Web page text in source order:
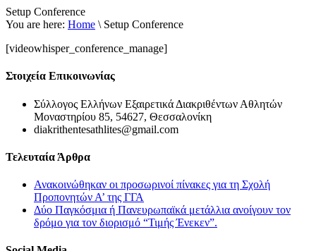
Setup Conference
You are here: Home \ Setup Conference
[videowhisper_conference_manage]
Στοιχεία Επικοινωνίας
Σύλλογος Ελλήνων Εξαιρετικά Διακριθέντων Αθλητών
Μοναστηρίου 85, 54627, Θεσσαλονίκη
diakrithentesathlites@gmail.com
Τελευταία Άρθρα
Ανακοινώθηκαν οι προσωρινοί πίνακες για τη Σχολή
Προπονητών Α’ της ΓΓΑ
Δύο Παγκόσμια ή Πανευρωπαϊκά μετάλλια ανοίγουν τον
δρόμο για τον διορισμό “Τιμής Ένεκεν”.